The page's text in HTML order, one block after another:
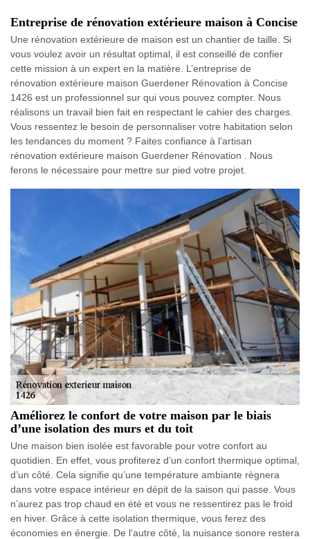
Entreprise de rénovation extérieure maison à Concise
Une rénovation extérieure de maison est un chantier de taille. Si
vous voulez avoir un résultat optimal, il est conseillé de confier
cette mission à un expert en la matière. L’entreprise de
rénovation extérieure maison Guerdener Rénovation à Concise
1426 est un professionnel sur qui vous pouvez compter. Nous
réalisons un travail bien fait en respectant le cahier des charges.
Vous ressentez le besoin de personnaliser votre habitation selon
les tendances du moment ? Faites confiance à l’artisan
rénovation extérieure maison Guerdener Rénovation . Nous
ferons le nécessaire pour mettre sur pied votre projet.
Améliorez le confort de votre maison par le biais
d’une isolation des murs et du toit
Une maison bien isolée est favorable pour votre confort au
quotidien. En effet, vous profiterez d’un confort thermique optimal,
d’un côté. Cela signifie qu’une température ambiante règnera
dans votre espace intérieur en dépit de la saison qui passe. Vous
n’aurez pas trop chaud en été et vous ne ressentirez pas le froid
en hiver. Grâce à cette isolation thermique, vous ferez des
économies en énergie. De l’autre côté, la nuisance sonore restera